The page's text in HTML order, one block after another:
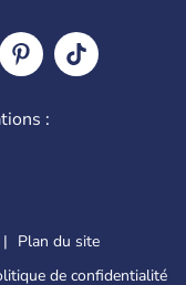
:
Plan du site
de confidentialité